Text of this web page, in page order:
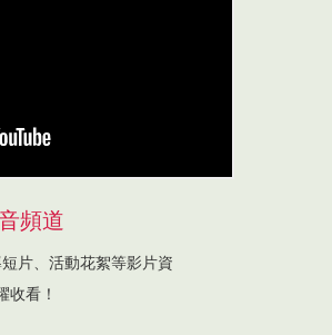
頻道
片、活動花絮等影片資
收看！